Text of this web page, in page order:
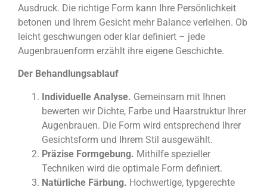
Ausdruck. Die richtige Form kann Ihre Persönlichkeit
betonen und Ihrem Gesicht mehr Balance verleihen. Ob
leicht geschwungen oder klar definiert – jede
Augenbrauenform erzählt ihre eigene Geschichte.
Der Behandlungsablauf
Individuelle Analyse. Gemeinsam mit Ihnen
bewerten wir Dichte, Farbe und Haarstruktur Ihrer
Augenbrauen. Die Form wird entsprechend Ihrer
Gesichtsform und Ihrem Stil ausgewählt.
Präzise Formgebung. Mithilfe spezieller
Techniken wird die optimale Form definiert.
Natürliche Färbung. Hochwertige, typgerechte